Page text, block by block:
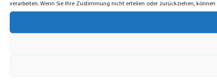
verarbeiten. Wenn Sie Ihre Zustimmung nicht erteilen oder zurückziehen,